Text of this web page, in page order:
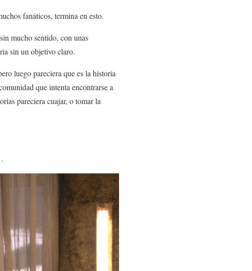
fanáticos, termina en esto.
mucho sentido, con unas
sin un objetivo claro.
luego pareciera que es la historia
que intenta encontrarse a
pareciera cuajar, o tomar la